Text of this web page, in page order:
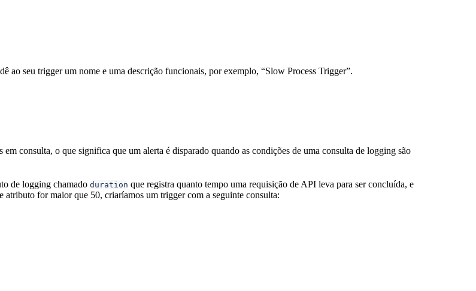
ao seu trigger um nome e uma descrição funcionais, por exemplo, “Slow Process Trigger”.
em consulta, o que significa que um alerta é disparado quando as condições de uma consulta de logging são
de logging chamado duration que registra quanto tempo uma requisição de API leva para ser concluída, e
atributo for maior que 50, criaríamos um trigger com a seguinte consulta: